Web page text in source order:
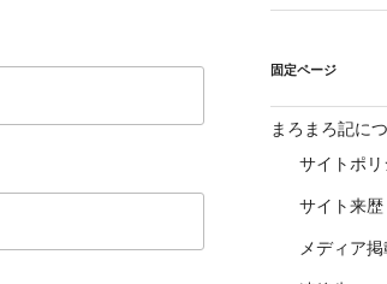
固定ページ
まろまろ記に
サイトポリ
サイト来歴
メディア